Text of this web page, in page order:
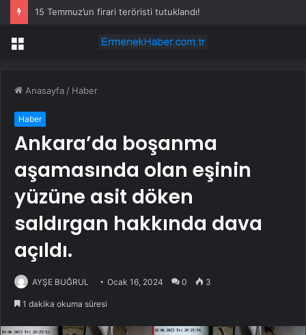
15 Temmuz’un firari teröristi tutuklandı!
Menü
Anasayfa / Haber
Haber
Ankara’da boşanma
aşamasında olan eşinin
yüzüne asit döken
saldırgan hakkında dava
açıldı.
AYŞE BUĞRUL Ocak 16, 2024 0 3
1 dakika okuma süresi